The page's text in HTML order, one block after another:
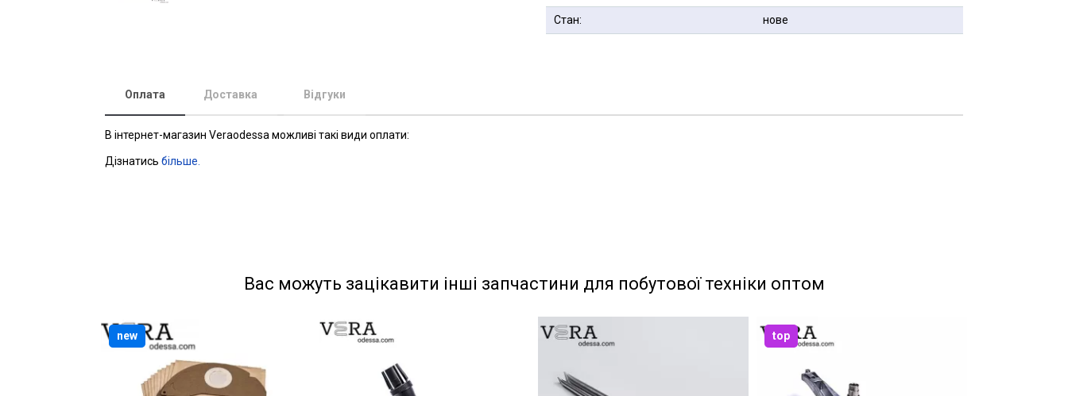
Стан: нове
Оплата Доставка Відгуки
В інтернет-магазин Veraodessa можливі такі види оплати:
Дізнатись більше.
Вас можуть зацікавити інші запчастини для побутової техніки оптом
new top